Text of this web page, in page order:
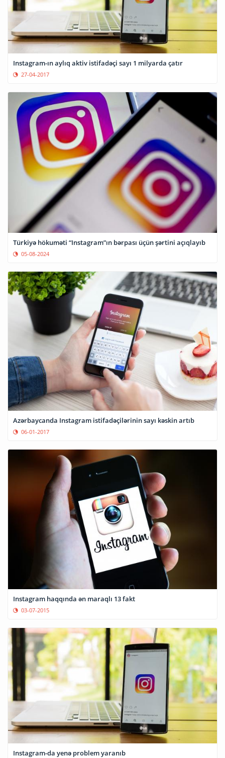
Instagram-ın aylıq aktiv istifadəçi sayı 1 milyarda çatır
27-04-2017
Türkiyə hökuməti “Instagram”ın bərpası üçün şərtini açıqlayıb
05-08-2024
Azərbaycanda Instagram istifadəçilərinin sayı kəskin artıb
06-01-2017
Instagram haqqında ən maraqlı 13 fakt
03-07-2015
Instagram-da yenə problem yaranıb